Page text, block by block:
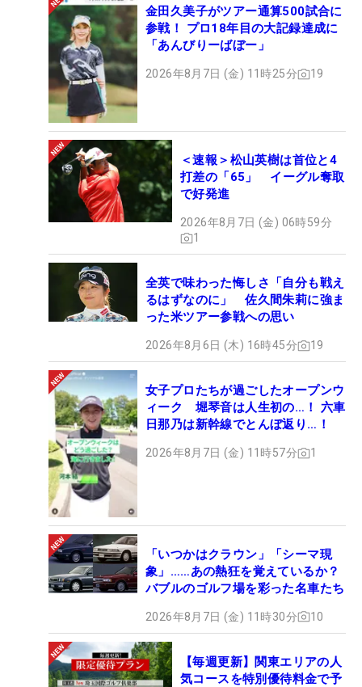
金田久美子がツアー通算500試合に
参戦！ プロ18年目の大記録達成に
「あんびりーばぼー」
2026年8月7日 (金) 11時25分 19
＜速報＞松山英樹は首位と4
打差の「65」 イーグル奪取
で好発進
2026年8月7日 (金) 06時59分
1
全英で味わった悔しさ「自分も戦え
るはずなのに」 佐久間朱莉に強ま
った米ツアー参戦への思い
2026年8月6日 (木) 16時45分 19
女子プロたちが過ごしたオープンウ
ィーク 堀琴音は人生初の…！ 六車
日那乃は新幹線でとんぼ返り…！
2026年8月7日 (金) 11時57分 1
「いつかはクラウン」「シーマ現
象」……あの熱狂を覚えているか？
バブルのゴルフ場を彩った名車たち
2026年8月7日 (金) 11時30分 10
【毎週更新】関東エリアの人
気コースを特別優待料金で予